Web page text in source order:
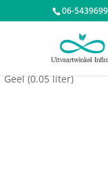
06-
Dieren urnen/
Geel (0.05 liter)